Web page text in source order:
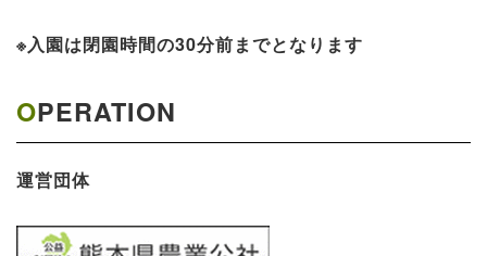
※入園は閉園時間の30分前までとなります
OPERATION
運営団体